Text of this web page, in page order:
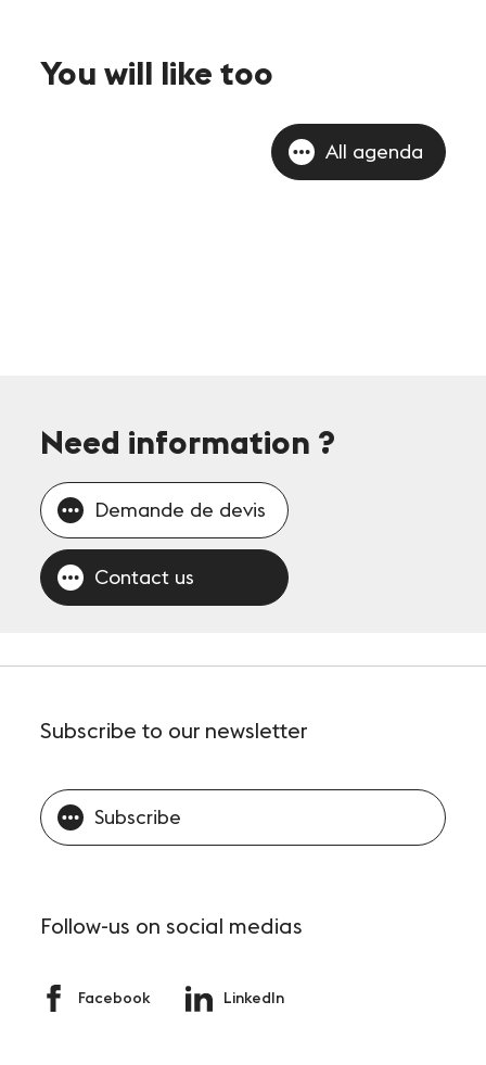
You will like too
All agenda
Need information ?
Demande de devis
Contact us
Subscribe to our newsletter
Subscribe
Follow-us on social medias
Facebook LinkedIn